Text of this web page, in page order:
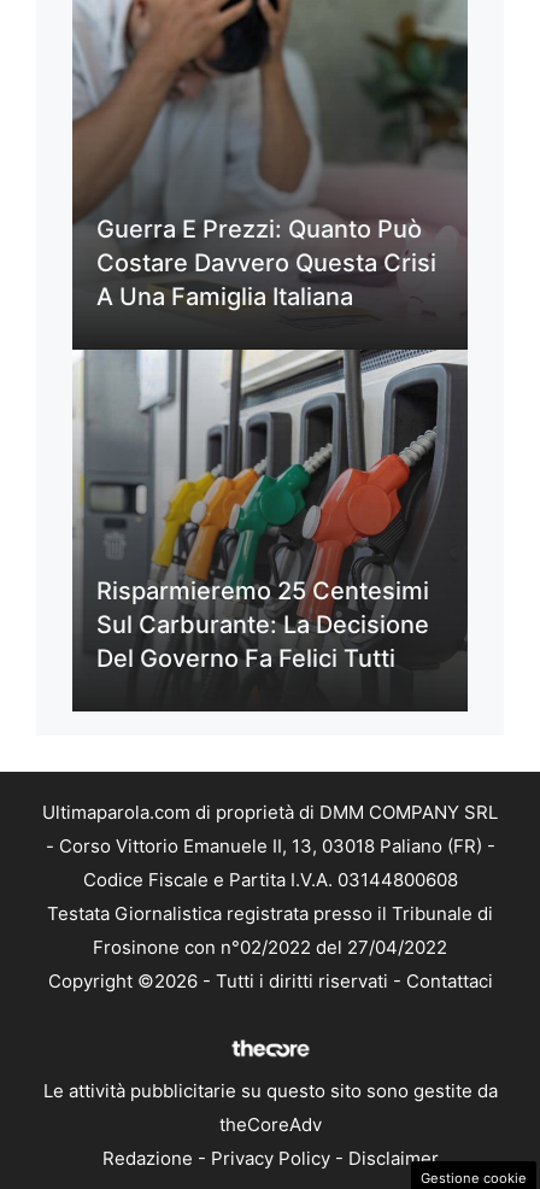
Guerra E Prezzi: Quanto Può
Costare Davvero Questa Crisi
A Una Famiglia Italiana
Risparmieremo 25 Centesimi
Sul Carburante: La Decisione
Del Governo Fa Felici Tutti
Ultimaparola.com di proprietà di DMM COMPANY SRL
- Corso Vittorio Emanuele II, 13, 03018 Paliano (FR) -
Codice Fiscale e Partita I.V.A. 03144800608
Testata Giornalistica registrata presso il Tribunale di
Frosinone con n°02/2022 del 27/04/2022
Copyright ©2026 - Tutti i diritti riservati - Contattaci
Le attività pubblicitarie su questo sito sono gestite da
theCoreAdv
Redazione - Privacy Policy- Disclaimer
Gestione cookie